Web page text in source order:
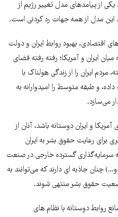
از پیامدهای مدل تغییر رژیم از
مدل از همه جهات رد کردنی است.
اقتصادی، بهبود روابط ایران و دولت
ایران و آمریکا؛ رفته رفته فضای
مردم ایران را از زندگی هولناک با
و طبقه متوسط را امیدوارانه به
می‌سازد.
و ایران دوستانه باشد، آنان از
برای رعایت حقوق بشر به ایران
سرمایه‌گذاری گسترده خارجی در صنعت
چنان جاذبه ای دارند که می‌توانند به
حقوق بشر منتهی شوند.
روابط دوستانه با نظام های